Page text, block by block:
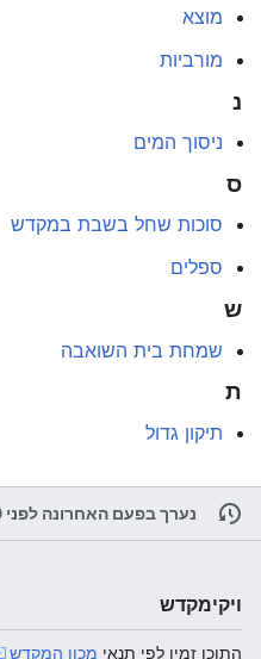
מוצא
מורביות
נ
ניסוך המים
ס
סוכות שחל בשבת במקדש
ספלים
ש
שמחת בית השואבה
ת
תיקון גדול
נערך בפעם האחרונה לפני 9 חודשים
ויקימקדש
התוכן זמין לפי תנאי מכון המקדש